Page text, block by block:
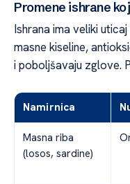
Promene ishrane
Ishrana ima veliki
masne kiseline,
i poboljšavaju zglove.
Namirnica
Masna riba
(losos, sardine)